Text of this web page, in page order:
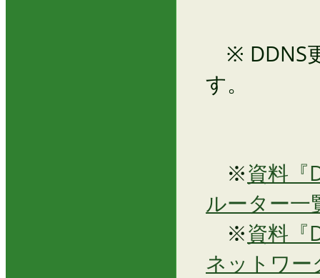
※ DDNS
す。
※資料『
ルーター一
※資料『
ネットワ